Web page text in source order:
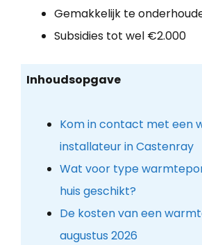
Gemakkelijk te
Subsidies tot wel €2.000
Inhoudsopgave
Kom in contact met een
installateur in Castenray
Wat voor type
huis geschikt?
De kosten van een
augustus 2026